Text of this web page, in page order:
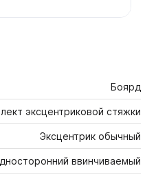
Боярд
эксцентриковой стяжки
Эксцентрик обычный
ввинчиваемый